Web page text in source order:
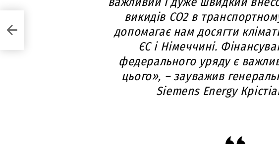
викидів CO2 в
допомагає нам досягти
ЄС і Німеччині.
федерального уряду є
цього», – зауважив
Siemens Energy